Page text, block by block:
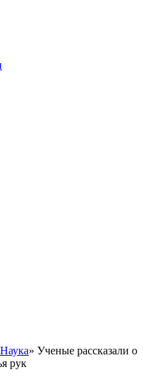
Наука» Ученые рассказали о
рук